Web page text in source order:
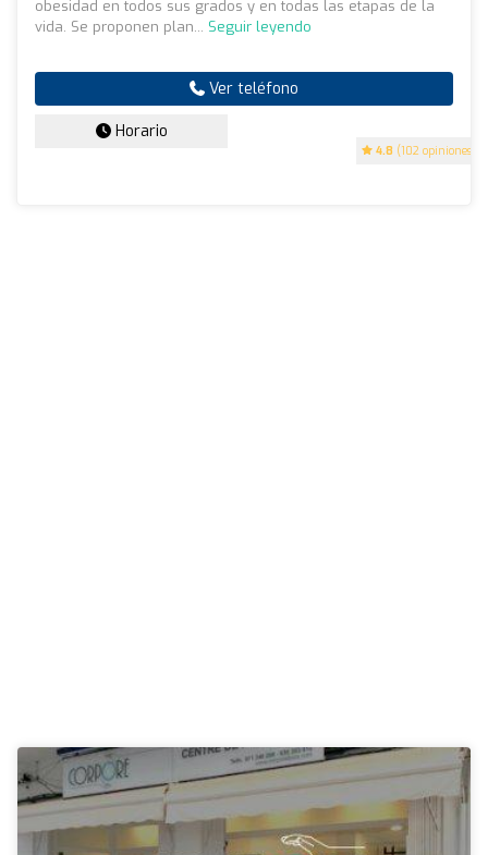
4.8 (102 opiniones)
obesidad en todos sus grados y en todas las etapas de la
vida. Se proponen plan... Seguir leyendo
Ver teléfono
Horario